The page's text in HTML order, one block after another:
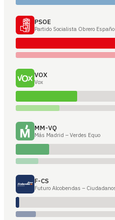
PSOE
Partido Socialista Obrero
VOX
Vox
MM-VQ
Más Madrid – Verdes Equo
F-CS
Futuro Alcobendas –